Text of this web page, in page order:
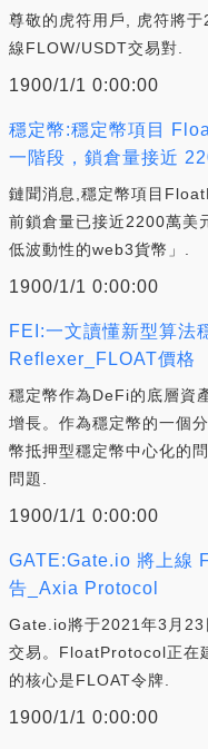
尊敬的虎符用戶, 虎符將
線FLOW/USDT交易對.
1900/1/1 0:00:00
穩定幣:穩定幣項目
一階段，鎖倉量接近
鏈聞消息,穩定幣項目
前鎖倉量已接近2200萬美
低波動性的web3貨幣」.
1900/1/1 0:00:00
FEI:一文讀懂新型算法
Reflexer_FLOAT價格
穩定幣作為DeFi的底層資
增長。作為穩定幣的一個
幣抵押型穩定幣中心化的
問題.
1900/1/1 0:00:00
GATE:Gate.io 將上線
告_Axia Protocol
Gate.io將于2021年3月
交易。FloatProtocol正在
的核心是FLOAT令牌.
1900/1/1 0:00:00